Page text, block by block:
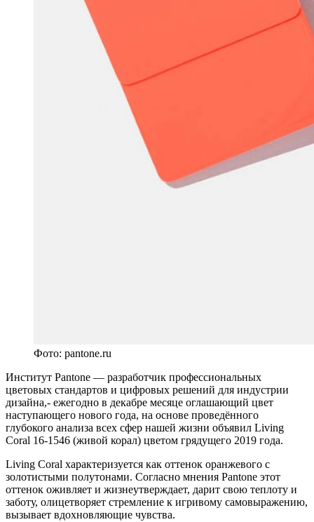
Фото: pantone.ru
Институт Pantone — разработчик профессиональных
цветовых стандартов и цифровых решений для индустрии
дизайна,- ежегодно в декабре месяце оглашающий цвет
наступающего нового года, на основе проведённого
глубокого анализа всех сфер нашей жизни объявил Living
Coral 16-1546 (живой корал) цветом грядущего 2019 года.
Living Coral характеризуется как оттенок оранжевого с
золотистыми полутонами. Согласно мнения Pantone этот
оттенок оживляет и жизнеутверждает, дарит свою теплоту и
заботу, олицетворяет стремление к игривому самовыражению,
вызывает вдохновляющие чувства.